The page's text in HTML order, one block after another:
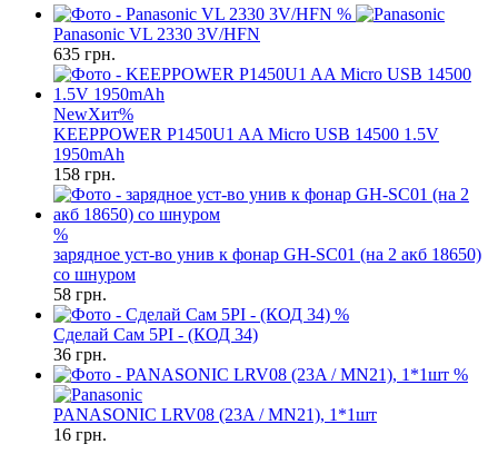
%
Panasonic VL 2330 3V/HFN
635 грн.
NewХит%
KEEPPOWER P1450U1 AA Micro USB 14500 1.5V
1950mAh
158 грн.
%
зарядное уст-во унив к фонар GH-SC01 (на 2 акб 18650)
со шнуром
58 грн.
%
Сделай Сам 5PI - (КОД 34)
36 грн.
%
PANASONIC LRV08 (23A / MN21), 1*1шт
16 грн.